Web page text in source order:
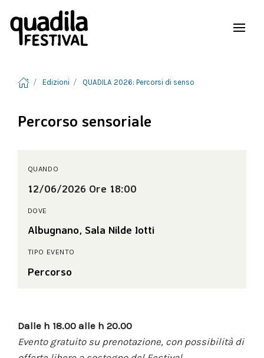
Edizioni QUADILA 2026: Percorsi di senso
Percorso sensoriale
QUANDO
12/06/2026 Ore 18:00
DOVE
Albugnano, Sala Nilde Iotti
TIPO EVENTO
Percorso
Dalle h 18.00 alle h 20.00
Evento gratuito su prenotazione, con possibilità di